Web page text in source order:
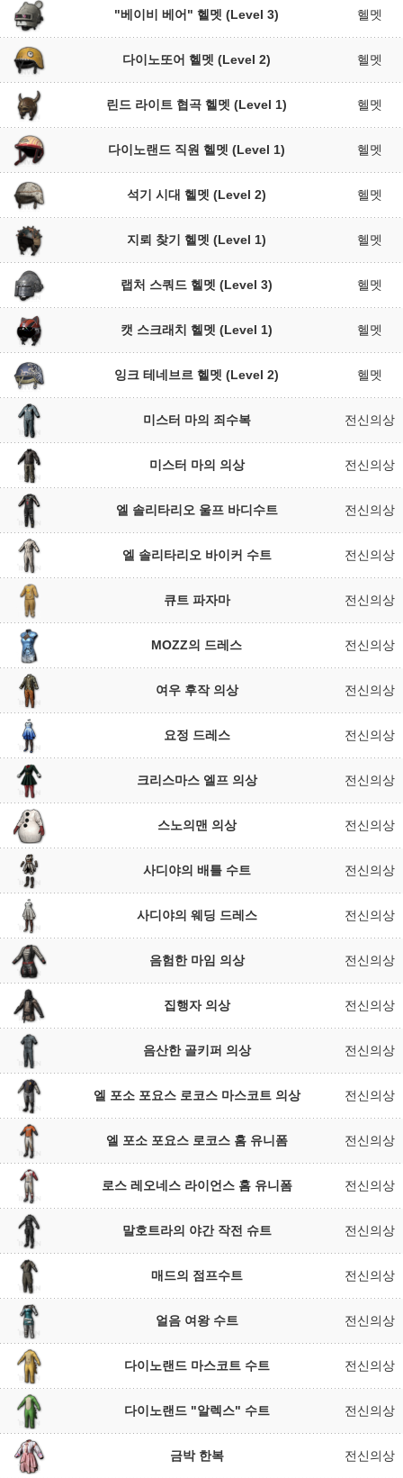
"베이비 베어" 헬멧 (Level 3) 헬멧
다이노또어 헬멧 (Level 2) 헬멧
린드 라이트 협곡 헬멧 (Level 1) 헬멧
다이노랜드 직원 헬멧 (Level 1) 헬멧
석기 시대 헬멧 (Level 2) 헬멧
지뢰 찾기 헬멧 (Level 1) 헬멧
랩처 스쿼드 헬멧 (Level 3) 헬멧
캣 스크래치 헬멧 (Level 1) 헬멧
잉크 테네브르 헬멧 (Level 2) 헬멧
미스터 마의 죄수복 전신의상
미스터 마의 의상 전신의상
엘 솔리타리오 울프 바디수트 전신의상
엘 솔리타리오 바이커 수트 전신의상
큐트 파자마 전신의상
MOZZ의 드레스 전신의상
여우 후작 의상 전신의상
요정 드레스 전신의상
크리스마스 엘프 의상 전신의상
스노의맨 의상 전신의상
사디야의 배틀 수트 전신의상
사디야의 웨딩 드레스 전신의상
음험한 마임 의상 전신의상
집행자 의상 전신의상
음산한 골키퍼 의상 전신의상
엘 포소 포요스 로코스 마스코트 의상 전신의상
엘 포소 포요스 로코스 홈 유니폼 전신의상
로스 레오네스 라이언스 홈 유니폼 전신의상
말호트라의 야간 작전 슈트 전신의상
매드의 점프수트 전신의상
얼음 여왕 수트 전신의상
다이노랜드 마스코트 수트 전신의상
다이노랜드 "알렉스" 수트 전신의상
금박 한복 전신의상